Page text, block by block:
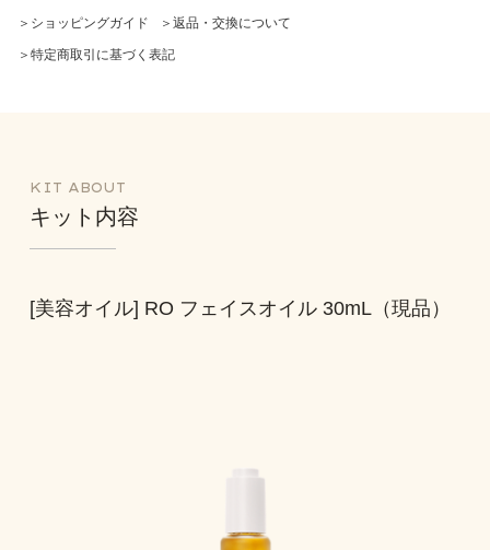
＞ショッピングガイド ＞返品・交換について
＞特定商取引に基づく表記
KIT ABOUT
キット内容
[美容オイル] RO フェイスオイル 30mL（現品）